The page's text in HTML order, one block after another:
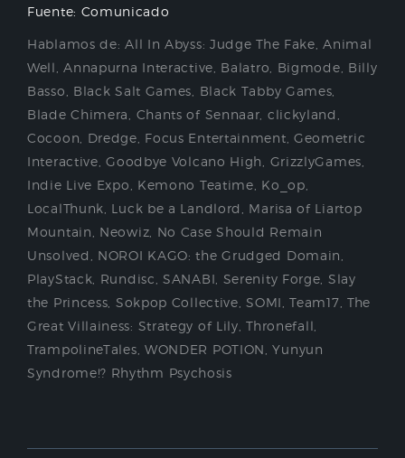
Fuente: Comunicado
Hablamos de:All In Abyss: Judge The Fake ,Animal
Well ,Annapurna Interactive Balatro Bigmode Billy
Basso
Black Salt Games Black Tabby Games
Blade Chimera
Chants of Sennaar clickyland
Cocoon
Dredge Focus Entertainment Geometric
Interactive ,Goodbye Volcano High GrizzlyGames
Indie Live Expo
Kemono Teatime Ko_op
LocalThunk
Luck be a Landlord
Marisa of Liartop
Mountain
Neowiz No Case Should Remain
Unsolved
NOROI KAGO: the Grudged Domain
PlayStack
Rundisc ,SANABI Serenity Forge Slay
the Princess Sokpop Collective ,SOMI ,Team17 The
Great Villainess: Strategy of Lily ,Thronefall
TrampolineTales WONDER POTION ,Yunyun
Syndrome!? Rhythm Psychosis